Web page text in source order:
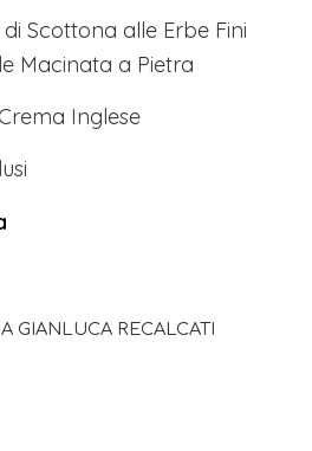
Scottona alle Erbe Fini
Macinata a Pietra
Inglese
GIANLUCA RECALCATI